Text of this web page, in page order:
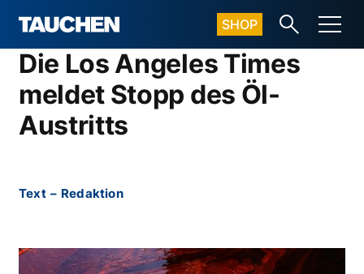
SHOP
Die Los Angeles Times
meldet Stopp des Öl-
Austritts
Text – Redaktion